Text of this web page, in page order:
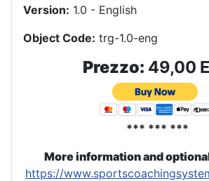
Version: 1.0 - English
Object Code: trg-1.0-eng
Prezzo: 49,00
*** *** ***
More information and
https://